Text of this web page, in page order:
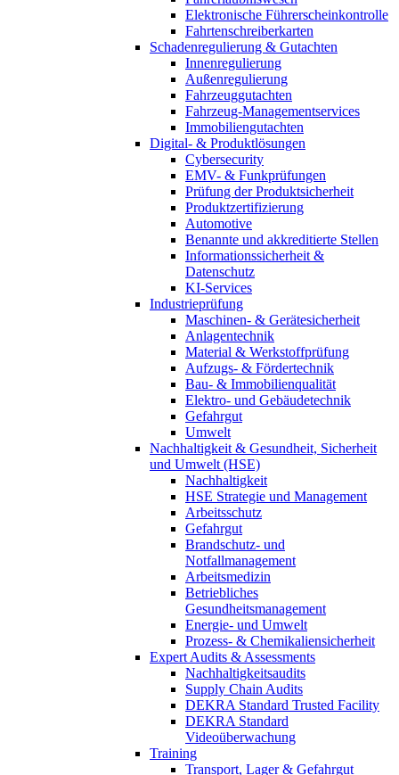
Elektronische Führerscheinkontrolle
Fahrtenschreiberkarten
Schadenregulierung & Gutachten
Innenregulierung
Außenregulierung
Fahrzeuggutachten
Fahrzeug-Managementservices
Immobiliengutachten
Digital- & Produktlösungen
Cybersecurity
EMV- & Funkprüfungen
Prüfung der Produktsicherheit
Produktzertifizierung
Automotive
Benannte und akkreditierte Stellen
Informationssicherheit &
Datenschutz
KI-Services
Industrieprüfung
Maschinen- & Gerätesicherheit
Anlagentechnik
Material & Werkstoffprüfung
Aufzugs- & Fördertechnik
Bau- & Immobilienqualität
Elektro- und Gebäudetechnik
Gefahrgut
Umwelt
Nachhaltigkeit & Gesundheit, Sicherheit
und Umwelt (HSE)
Nachhaltigkeit
HSE Strategie und Management
Arbeitsschutz
Gefahrgut
Brandschutz- und
Notfallmanagement
Arbeitsmedizin
Betriebliches
Gesundheitsmanagement
Energie- und Umwelt
Prozess- & Chemikaliensicherheit
Expert Audits & Assessments
Nachhaltigkeitsaudits
Supply Chain Audits
DEKRA Standard Trusted Facility
DEKRA Standard
Videoüberwachung
Training
Transport, Lager & Gefahrgut